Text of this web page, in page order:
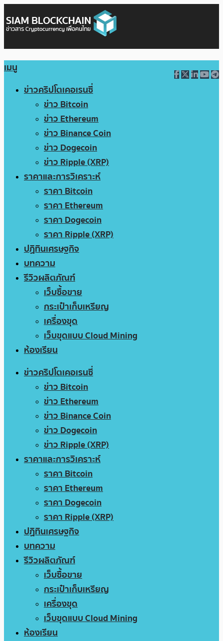
เมนู
ข่าวคริปโตเคอเรนซี่
ข่าว Bitcoin
ข่าว Ethereum
ข่าว Binance Coin
ข่าว Dogecoin
ข่าว Ripple (XRP)
ราคาและการวิเคราะห์
ราคา Bitcoin
ราคา Ethereum
ราคา Dogecoin
ราคา Ripple (XRP)
ปฏิทินเศรษฐกิจ
บทความ
รีวิวผลิตภัณฑ์
เว็บซื้อขาย
กระเป๋าเก็บเหรียญ
เครื่องขุด
เว็บขุดแบบ Cloud Mining
ห้องเรียน
ข่าวคริปโตเคอเรนซี่
ข่าว Bitcoin
ข่าว Ethereum
ข่าว Binance Coin
ข่าว Dogecoin
ข่าว Ripple (XRP)
ราคาและการวิเคราะห์
ราคา Bitcoin
ราคา Ethereum
ราคา Dogecoin
ราคา Ripple (XRP)
ปฏิทินเศรษฐกิจ
บทความ
รีวิวผลิตภัณฑ์
เว็บซื้อขาย
กระเป๋าเก็บเหรียญ
เครื่องขุด
เว็บขุดแบบ Cloud Mining
ห้องเรียน